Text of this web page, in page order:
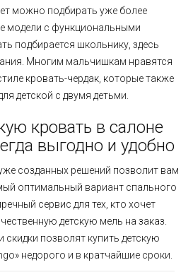
можно подбирать уже более
модели с функциональными
подбирается школьнику, здесь
Многим мальчишкам нравятся
кровать-чердак, которые также
детской с двумя детьми.
кровать в салоне
выгодно и удобно
созданных решений позволит вам
оптимальный вариант спального
сервис для тех, кто хочет
детскую мель на заказ.
скидки позволят купить детскую
недорого и в кратчайшие сроки.